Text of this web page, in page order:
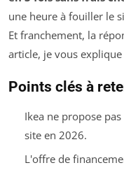
une heure à fouiller le
Et franchement, la
article, je vous
Points clés à
Ikea ne propose
site en 2026.
L'offre de